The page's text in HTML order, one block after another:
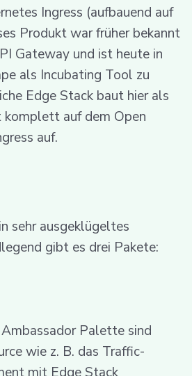
Ingress (aufbauend auf
Produkt war früher bekannt
Gateway und ist heute in
als Incubating Tool zu
Edge Stack baut hier als
komplett auf dem Open
auf.
sehr ausgeklügeltes
gibt es drei Pakete:
Palette sind
wie z. B. das Traffic-